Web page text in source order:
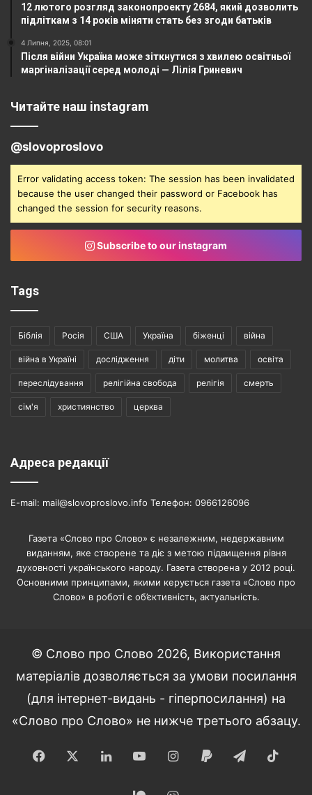
12 лютого розгляд законопроекту 2684, який дозволить
підліткам з 14 років міняти стать без згоди батьків
4 Липня, 2025, 08:01
Після війни Україна може зіткнутися з хвилею освітньої
маргіналізації серед молоді — Лілія Гриневич
Читайте наш instagram
@slovoproslovo
Error validating access token: The session has been invalidated
because the user changed their password or Facebook has
changed the session for security reasons.
Subscribe to our instagram
Tags
Біблія Росія США Україна біженці війна
війна в Україні дослідження діти молитва освіта
переслідування релігійна свобода релігія смерть
сім'я християнство церква
Адреса редакції
E-mail: mail@slovoproslovo.info Телефон: 0966126096
Газета «Слово про Слово» є незалежним, недержавним
виданням, яке створене та діє з метою підвищення рівня
духовності українського народу. Газета створена у 2012 році.
Основними принципами, якими керується газета «Слово про
Слово» в роботі є об’єктивність, актуальність.
© Слово про Слово 2026, Використання
матеріалів дозволяється за умови посилання
(для інтернет-видань - гіперпосилання) на
«Слово про Слово» не нижче третього абзацу.
Facebook LinkedInYouTubeInstagram
Paypal Telegram